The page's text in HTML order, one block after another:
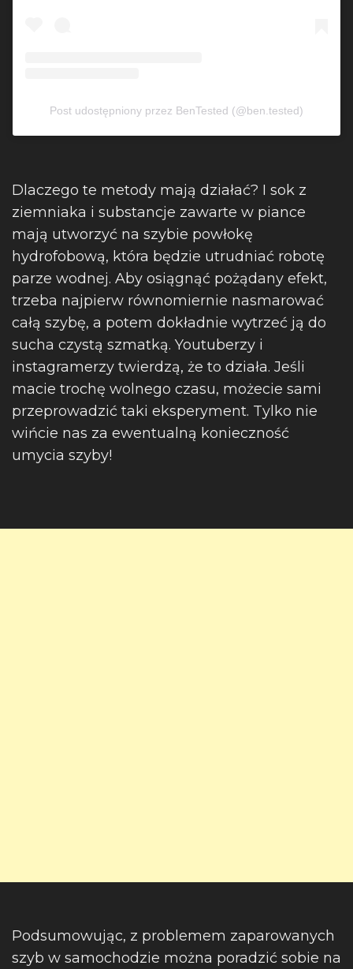
Post udostępniony przez BenTested (@ben.tested)
Dlaczego te metody mają działać? I sok z
ziemniaka i substancje zawarte w piance
mają utworzyć na szybie powłokę
hydrofobową, która będzie utrudniać robotę
parze wodnej. Aby osiągnąć pożądany efekt,
trzeba najpierw równomiernie nasmarować
całą szybę, a potem dokładnie wytrzeć ją do
sucha czystą szmatką. Youtuberzy i
instagramerzy twierdzą, że to działa. Jeśli
macie trochę wolnego czasu, możecie sami
przeprowadzić taki eksperyment. Tylko nie
wińcie nas za ewentualną konieczność
umycia szyby!
Podsumowując, z problemem zaparowanych
szyb w samochodzie można poradzić sobie na